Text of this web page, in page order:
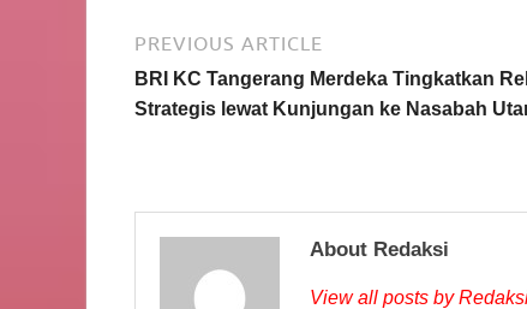
PREVIOUS ARTICLE
BRI KC Tangerang Merdeka Tingkatkan
Strategis lewat Kunjungan ke Nasabah
About Redaksi
View all posts by